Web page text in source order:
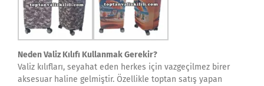
Neden Valiz Kılıfı Kullanmak Gerekir?
Valiz kılıfları, seyahat eden herkes için vazgeçilmez birer
aksesuar haline gelmiştir. Özellikle toptan satış yapan